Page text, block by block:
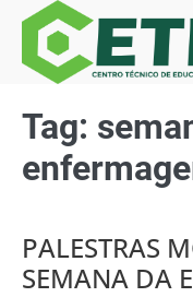
Tag:
PALESTRAS
SEMANA DA